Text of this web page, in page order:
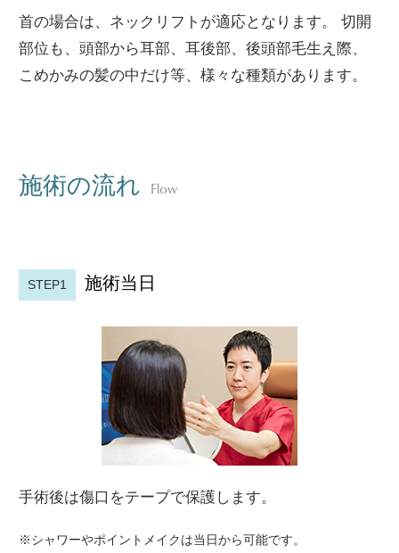
首の場合は、ネックリフトが適応となります。 切開
部位も、頭部から耳部、耳後部、後頭部毛生え際、
こめかみの髪の中だけ等、様々な種類があります。
施術の流れ Flow
STEP1 施術当日
手術後は傷口をテープで保護します。
※シャワーやポイントメイクは当日から可能です。